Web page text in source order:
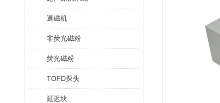
退磁机
非荧光磁粉
荧光磁粉
TOFD探头
延迟块